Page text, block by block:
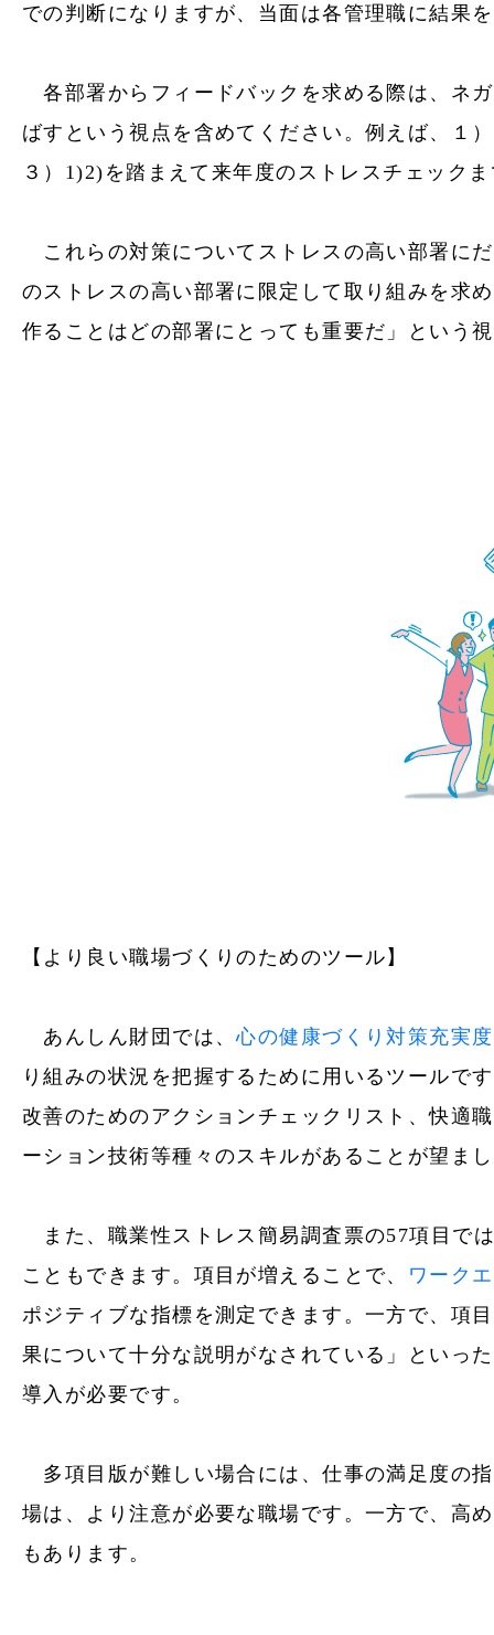
での判断になりますが、当面は各管理職に結果
各部署からフィードバックを求める際は、ネ
ばすという視点を含めてください。例えば、１
３）1)2)を踏まえて来年度の ストレスチェック
これらの対策についてストレスの高い部署に
のストレスの高い部署に限定して取り組みを求
作ることはどの部署にとっても重要だ」という
【より良い職場づくりのためのツール】
あんしん財団では、心の健康づくり対策充実
り組みの状況を把握するために用いるツールで
改善のためのアクションチェックリスト、快適
ーション技術等種々のスキルがあることが望ま
また、職業性ストレス簡易調査票の57項目で
こともできます。項目が増えることで、
ワーク
ポジティブな指標を測定できます。一方で、項
果について十分な説明がなされている」といっ
導入が必要です。
多項目版が難しい場合には、仕事の満足度の
場は、より注意が必要な職場です。一方で、高
もあります。